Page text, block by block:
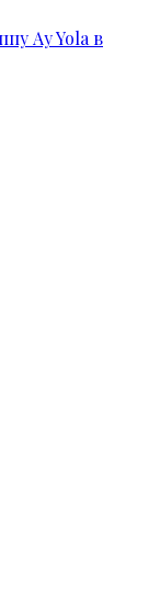
Ay Yola в